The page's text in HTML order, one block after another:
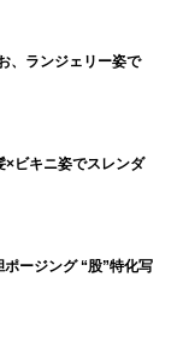
、ランジェリー姿で
ビキニ姿でスレンダ
ージング “股”特化写